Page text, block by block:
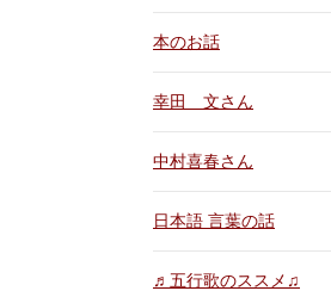
本のお話
幸田 文さん
中村喜春さん
日本語 言葉の話
♬五行歌のススメ♫